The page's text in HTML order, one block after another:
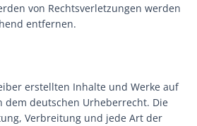
von Rechtsverletzungen werden
entfernen.
erstellten Inhalte und Werke auf
dem deutschen Urheberrecht. Die
Verbreitung und jede Art der